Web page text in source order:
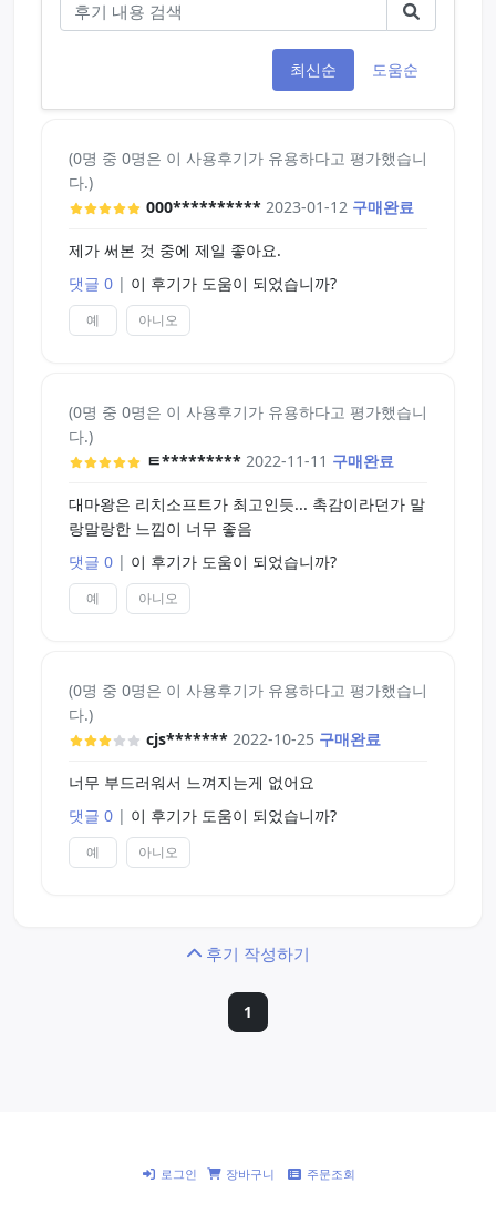
최신순 도움순
(0명 중 0명은 이 사용후기가 유용하다고 평가했습니
다.)
000********** 2023-01-12 구매완료
제가 써본 것 중에 제일 좋아요.
댓글 0 | 이 후기가 도움이 되었습니까?
예 아니오
(0명 중 0명은 이 사용후기가 유용하다고 평가했습니
다.)
ㅌ********* 2022-11-11 구매완료
대마왕은 리치소프트가 최고인듯... 촉감이라던가 말
랑말랑한 느낌이 너무 좋음
댓글 0 | 이 후기가 도움이 되었습니까?
예 아니오
(0명 중 0명은 이 사용후기가 유용하다고 평가했습니
다.)
cjs******* 2022-10-25 구매완료
너무 부드러워서 느껴지는게 없어요
댓글 0 | 이 후기가 도움이 되었습니까?
예 아니오
후기 작성하기
1
로그인 장바구니 주문조회